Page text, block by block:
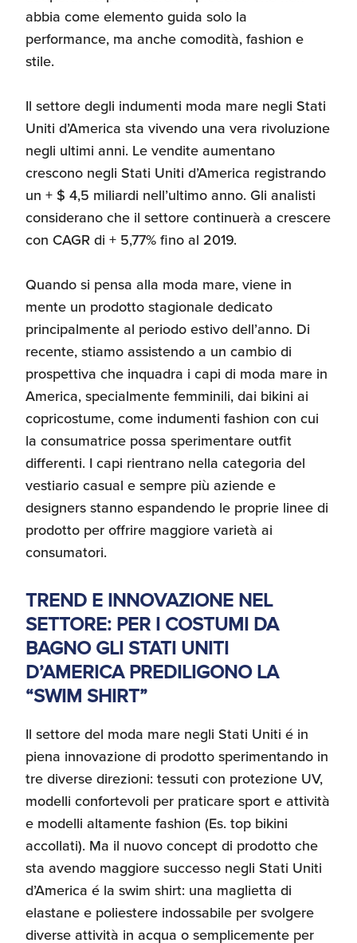
negli Stati Uniti
Assicurazioni, Permessi
e Licenze
Ricerca Personale e
Gestione Risorse
Umane
abbia come elemento guida solo la
performance, ma anche comodità, fashion e
stile.
Il settore degli indumenti moda mare negli Stati
Uniti d’America sta vivendo una vera rivoluzione
negli ultimi anni. Le vendite aumentano
crescono negli Stati Uniti d’America registrando
un + $ 4,5 miliardi nell’ultimo anno. Gli analisti
considerano che il settore continuerà a crescere
con CAGR di + 5,77% fino al 2019.
Quando si pensa alla moda mare, viene in
mente un prodotto stagionale dedicato
principalmente al periodo estivo dell’anno. Di
recente, stiamo assistendo a un cambio di
prospettiva che inquadra i capi di moda mare in
America, specialmente femminili, dai bikini ai
copricostume, come indumenti fashion con cui
la consumatrice possa sperimentare outfit
differenti. I capi rientrano nella categoria del
vestiario casual e sempre più aziende e
designers stanno espandendo le proprie linee di
prodotto per offrire maggiore varietà ai
consumatori.
TREND E INNOVAZIONE NEL
SETTORE: PER I COSTUMI DA
BAGNO GLI STATI UNITI
D’AMERICA PREDILIGONO LA
“SWIM SHIRT”
Il settore del moda mare negli Stati Uniti é in
piena innovazione di prodotto sperimentando in
tre diverse direzioni: tessuti con protezione UV,
modelli confortevoli per praticare sport e attività
e modelli altamente fashion (Es. top bikini
accollati). Ma il nuovo concept di prodotto che
sta avendo maggiore successo negli Stati Uniti
d’America é la swim shirt: una maglietta di
elastane e poliestere indossabile per svolgere
diverse attività in acqua o semplicemente per